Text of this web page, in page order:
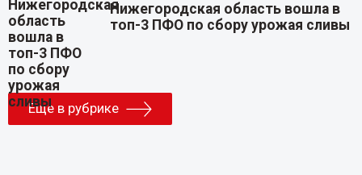
Нижегородская область вошла в
топ-3 ПФО по сбору урожая сливы
Еще в рубрике